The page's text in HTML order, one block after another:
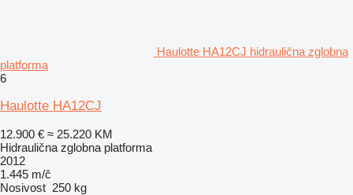
Haulotte HA12CJ hidraulična zglobna
platforma
6
Haulotte HA12CJ
12.900 € ≈ 25.220 KM
Hidraulična zglobna platforma
2012
1.445 m/č
Nosivost 250 kg